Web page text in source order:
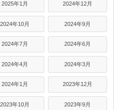
2025年1月 2024年12月
2024年10月 2024年9月
2024年7月 2024年6月
2024年4月 2024年3月
2024年1月 2023年12月
2023年10月 2023年9月